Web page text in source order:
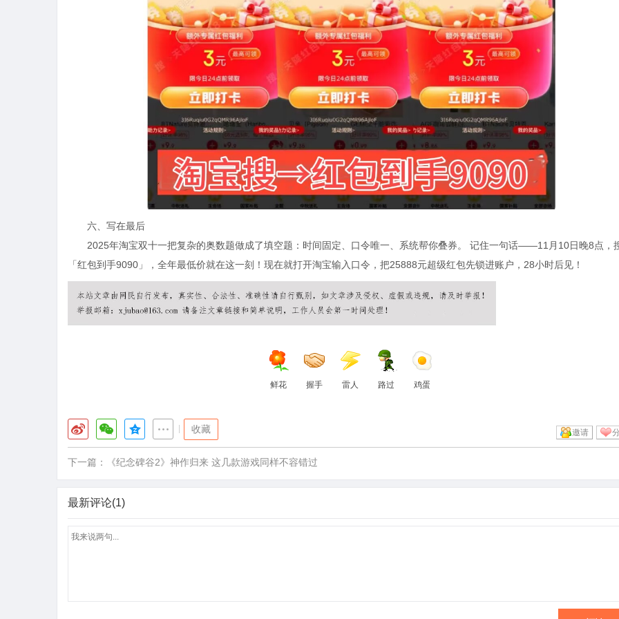
六、写在最后
2025年淘宝双十一把复杂的奥数题做成了填空题：时间固定、口令唯一、系统帮你叠券。 记住一句话——11月10日晚8点，
「红包到手9090」，全年最低价就在这一刻！现在就打开淘宝输入口令，把25888元超级红包先锁进账户，28小时后见！
鲜花 握手 雷人 路过 鸡蛋
收藏 邀请
下一篇： 《纪念碑谷2》神作归来 这几款游戏同样不容错过
最新评论(1)